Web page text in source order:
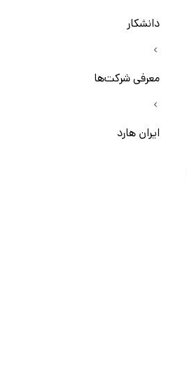
دانشکار
معرفی شرکت‌ها
ایران هارد